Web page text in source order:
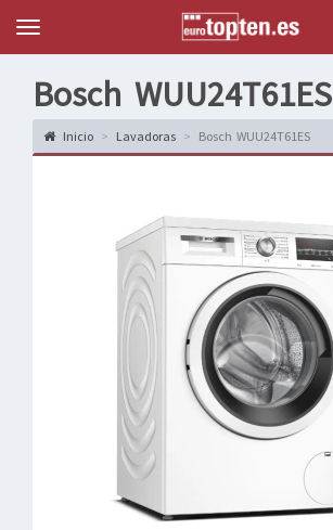
Topten
Menu
Bosch WUU24T61ES
Inicio Lavadoras Bosch WUU24T61ES